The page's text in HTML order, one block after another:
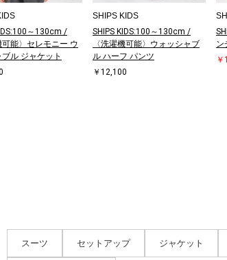
～130cm /
可能〉セレモニー ウ
ブル ジャケット
SHIPS KIDS
SHIPS KIDS:100～130cm /
〈洗濯機可能〉ウォッシャブ
ル ハーフ パンツ
￥12,100
ン
スーツ セットアップ ジャケット